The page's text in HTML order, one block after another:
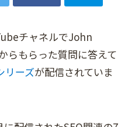
チャネルでJohn
らもらった質問に答えて
リーズが配信されていま